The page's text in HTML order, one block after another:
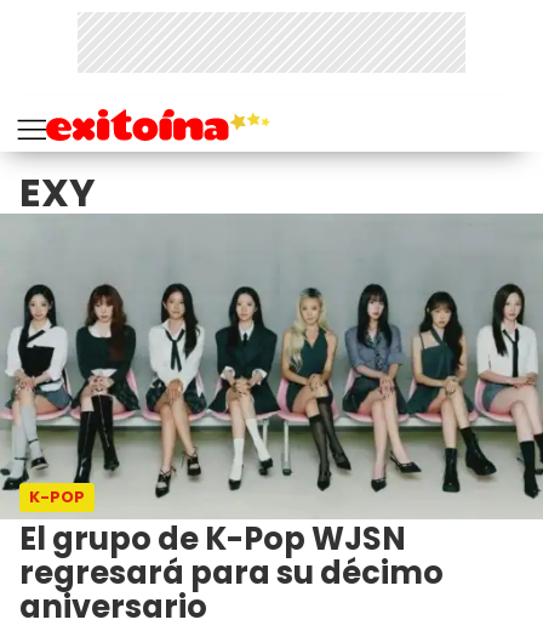
EXY
K-POP
El grupo de K-Pop WJSN
regresará para su décimo
aniversario